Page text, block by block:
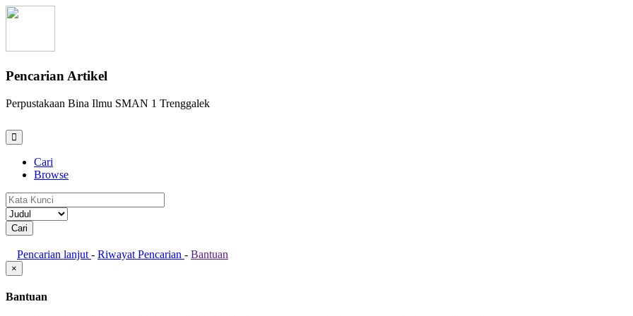
Pencarian Artikel
Perpustakaan Bina Ilmu SMAN 1 Trenggalek
Cari
Browse
Pencarian lanjut - Riwayat Pencarian - Bantuan
×
Bantuan